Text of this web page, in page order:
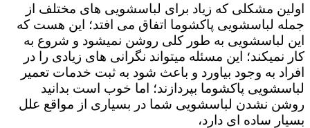
اولین مشکلی که زیاد برای لباسشویی های مختلف از
جمله لباسشویی پاکشوما اتفاق می افتد؛ این هست که
این لباسشویی به طور کلی روشن نمیشود و شروع به
کار نمیکند؛ این مسئله میتواند نگرانی های زیادی را در
افراد به وجود بیاورد و باعث شود به ثبت خدمات تعمیر
لباسشویی پاکشوما بپردازند؛ اما خوب است بدانید
روشن نشدن لباسشویی شما در بسیاری از مواقع علل
بسیار ساده ای دارد،